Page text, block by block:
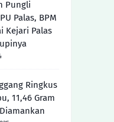
Pungli
Palas, BPM
Kejari Palas
Ringkus
11,46 Gram